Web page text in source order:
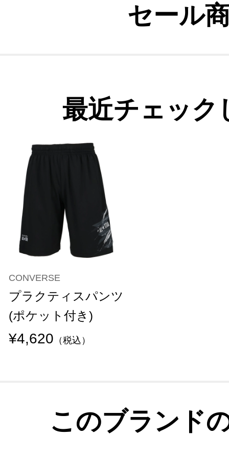
セール
最近チェック
CONVERSE
プラクティスパンツ
(ポケット付き)
¥4,620 （税込）
このブランド